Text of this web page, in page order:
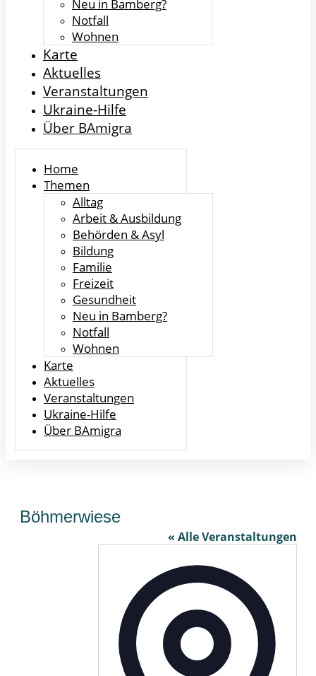
Neu in Bamberg?
Notfall
Wohnen
Karte
Aktuelles
Veranstaltungen
Ukraine-Hilfe
Über BAmigra
Home
Themen
Alltag
Arbeit & Ausbildung
Behörden & Asyl
Bildung
Familie
Freizeit
Gesundheit
Neu in Bamberg?
Notfall
Wohnen
Karte
Aktuelles
Veranstaltungen
Ukraine-Hilfe
Über BAmigra
Böhmerwiese
« Alle Veranstaltungen